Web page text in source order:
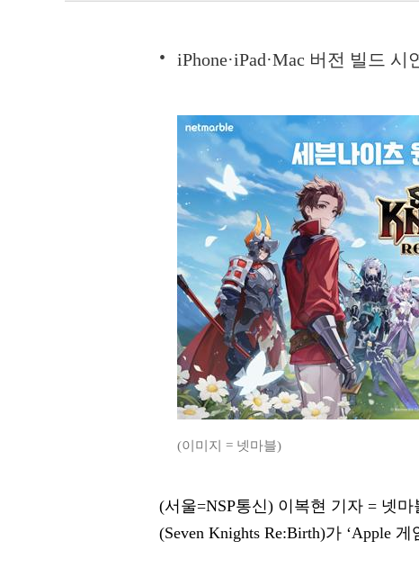
iPhone·iPad·Mac 버전 빌드
(이미지 = 넷마블)
(서울=NSP통신) 이복현 기자 = 넷
(Seven Knights Re:Birth)가 ‘Apple